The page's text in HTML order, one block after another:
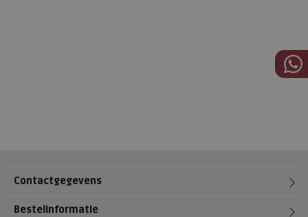
Contactgegevens
Bestelinformatie